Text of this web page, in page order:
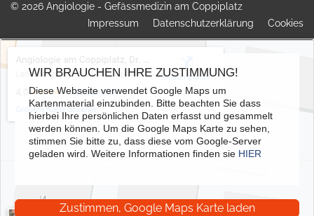
© 2026 Angiologie - Gefässmedizin am Coppiplatz
Impressum
Datenschutzerklärung Cookies
WIR BRAUCHEN IHRE ZUSTIMMUNG!
Diese Webseite verwendet Google Maps um
Kartenmaterial einzubinden. Bitte beachten Sie dass
hierbei Ihre persönlichen Daten erfasst und gesammelt
werden können. Um die Google Maps Karte zu sehen,
stimmen Sie bitte zu, dass diese vom Google-Server
geladen wird. Weitere Informationen finden sie HIER